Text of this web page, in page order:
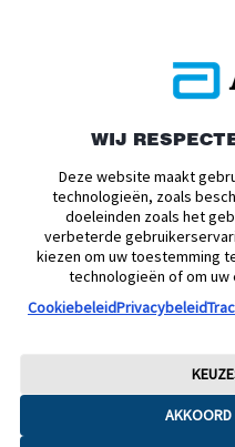
Privacybeleid
Leveringsvoorwaarden
Toegankelijkheidsverklaring
Verklaring inzake Dataverordening
© 2026 Abbott. Alle rechten
handelsmerken van Google LLC.
van Apple Inc. Andere
WIJ
Deze website maakt
technologieën, zoals
doeleinden zoals het
verbeterde
kiezen om uw toestemming
technologieën of om
CookiebeleidPrivacybeleid
AKKOORD